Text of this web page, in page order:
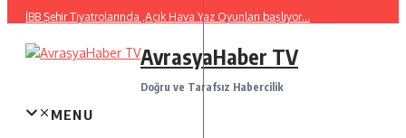
İBB Şehir Tiyatrolarında ,Açık Hava Yaz Oyunları başlıyor…
AvrasyaHaber TV
Doğru ve Tarafsız Habercilik
MENU